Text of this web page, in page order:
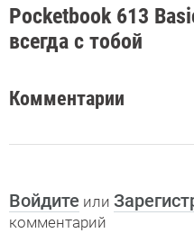
Pocketbook 613
всегда с тобой
Комментарии
Войдите или
комментарий